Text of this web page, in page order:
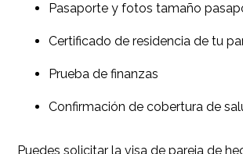
Pasaporte y fotos tamaño
Certificado de residencia de tu
Prueba de finanzas
Confirmación de cobertura de
Puedes solicitar la visa de pareja de